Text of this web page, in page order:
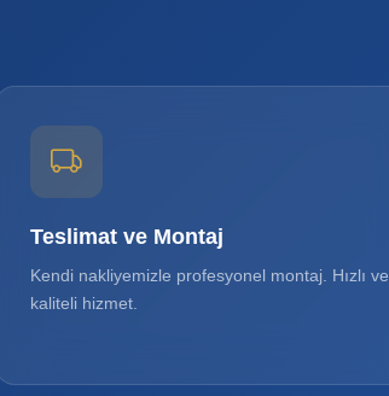
Teslimat ve Montaj
Kendi nakliyemizle profesyonel montaj. Hızlı ve
kaliteli hizmet.